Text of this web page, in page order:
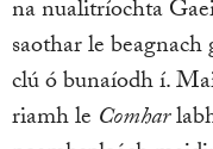
na nualitríochta
saothar le
clú ó bunaíodh í.
riamh le Comhar